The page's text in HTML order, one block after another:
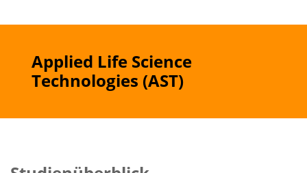
Applied Life Science
Technologies (AST)